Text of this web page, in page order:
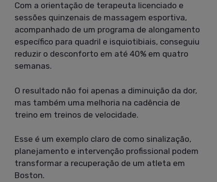
Com a orientação de terapeuta licenciado e
sessões quinzenais de massagem esportiva,
acompanhado de um programa de alongamento
específico para quadril e isquiotibiais, conseguiu
reduzir o desconforto em até 40% em quatro
semanas.
O resultado não foi apenas a diminuição da dor,
mas também uma melhoria na cadência de
treino em treinos de velocidade.
Esse é um exemplo claro de como sinalização,
planejamento e intervenção profissional podem
transformar a recuperação de um atleta em
Boston.